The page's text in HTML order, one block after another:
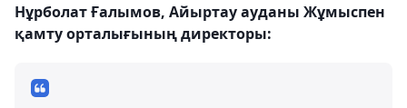
Нұрболат Ғалымов, Айыртау ауданы Жұмыспен
қамту орталығының директоры: